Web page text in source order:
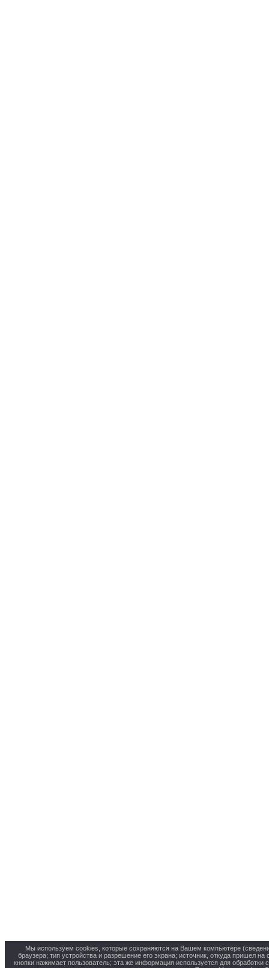
Мы используем cookies, которые сохраняются на Вашем компьютере
браузера; тип устройства и разрешение его экрана; источник, откуда пришел
кнопки нажимает пользователь; эта же информация используется для обработки